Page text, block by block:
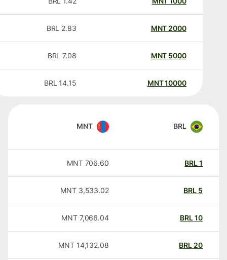
2000
MNT
2.83
BRL
5000
MNT
7.08
BRL
10000
MNT
14.15
BRL
BRL
MNT
BRL
706.60
MNT
BRL
3,533.02
MNT
BRL
7,066.04
MNT
20
BRL
14,132.08
MNT